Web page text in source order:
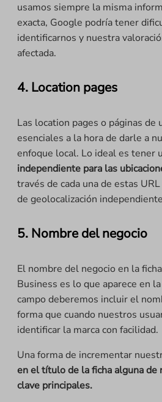
usamos siempre la misma
exacta, Google podría tener
identificarnos y nuestra
afectada.
4. Location pages
Las location pages o páginas de
esenciales a la hora de darle a
enfoque local. Lo ideal es tener
independiente para las
través de cada una de estas
de geolocalización
5. Nombre del negocio
El nombre del negocio en la
Business es lo que aparece en
campo deberemos incluir el
forma que cuando nuestros
identificar la marca con facilidad.
Una forma de incrementar
en el título de la ficha alguna de
clave principales.